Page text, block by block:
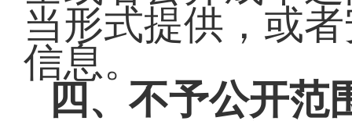
当形式提供，或
信息。
四、不予公开范